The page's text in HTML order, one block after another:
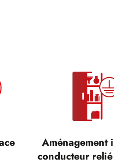
Aménagement
conducteur